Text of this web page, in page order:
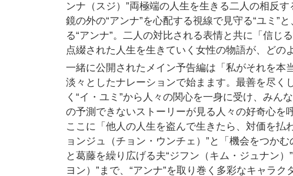
ンナ（スジ）”両極端の人生を生きる二人の相反す
鏡の外の“アンナ”を心配する視線で見守る“ユミ”
る“アンナ”。二人の対比される表情と共に「信じ
点綴された人生を生きていく女性の物語が、どの
一緒に公開されたメイン予告編は「私がそれを
淡々としたナレーションで始まます。最善を尽く
く“イ・ユミ”から人々の関心を一身に受け、みん
の予測できないストーリーが見る人々の好奇心を
ここに「他人の人生を盗んで生きたら、対価を払
ョンジュ（チョン・ウンチェ）”と「機会をつか
と葛藤を繰り広げる夫“ジフン（キム・ジュナン
ヨン）”まで、“アンナ”を取り巻く多彩なキャラ